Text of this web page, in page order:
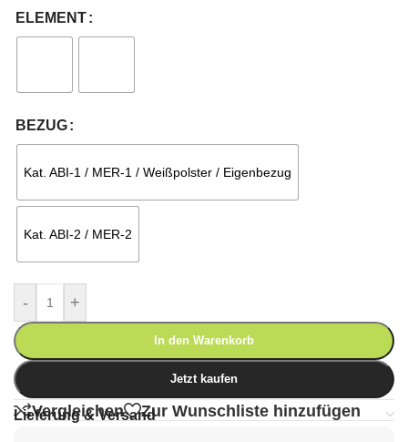
ELEMENT
BEZUG
Kat. ABI-1 / MER-1 / Weißpolster / Eigenbezug
Kat. ABI-2 / MER-2
- +
In den Warenkorb
Jetzt kaufen
Vergleichen Zur Wunschliste hinzufügen
Lieferung & Versand